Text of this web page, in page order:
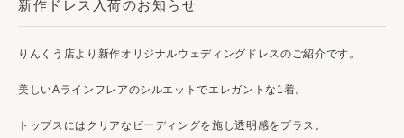
新作ドレス入荷のお知らせ
りんくう店より新作オリジナルウェディングドレスのご紹介です。
美しいAラインフレアのシルエットでエレガントな1着。
トップスにはクリアなビーディングを施し透明感をプラス。